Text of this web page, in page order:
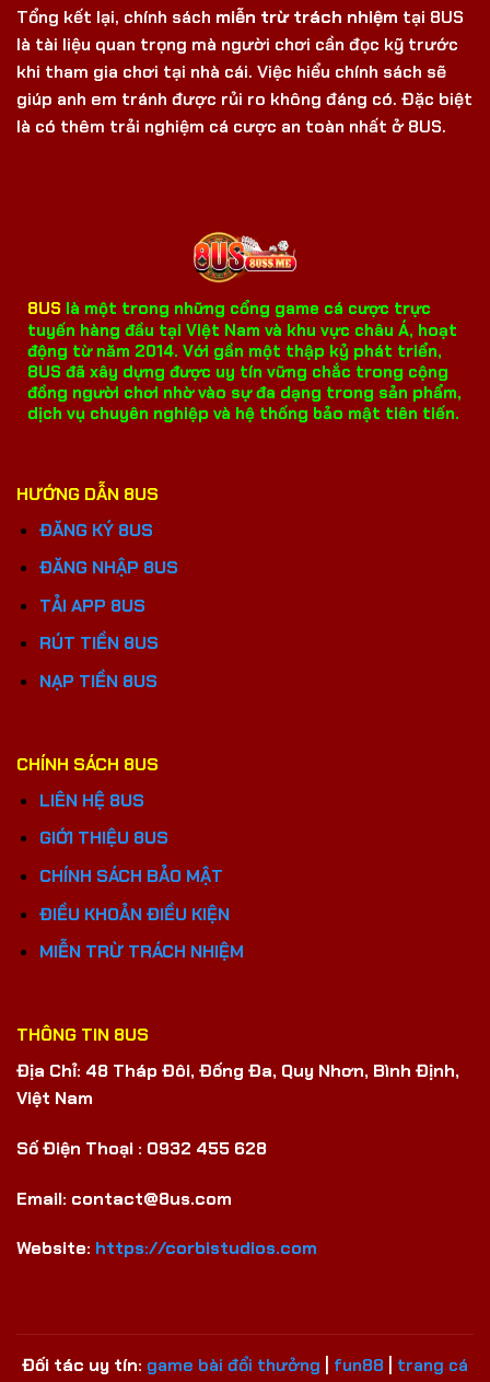
Tổng kết lại, chính sách miễn trừ trách nhiệm tại 8US
là tài liệu quan trọng mà người chơi cần đọc kỹ trước
khi tham gia chơi tại nhà cái. Việc hiểu chính sách sẽ
giúp anh em tránh được rủi ro không đáng có. Đặc biệt
là có thêm trải nghiệm cá cược an toàn nhất ở 8US.
8US là một trong những cổng game cá cược trực
tuyến hàng đầu tại Việt Nam và khu vực châu Á, hoạt
động từ năm 2014. Với gần một thập kỷ phát triển,
8US đã xây dựng được uy tín vững chắc trong cộng
đồng người chơi nhờ vào sự đa dạng trong sản phẩm,
dịch vụ chuyên nghiệp và hệ thống bảo mật tiên tiến.
HƯỚNG DẪN 8US
ĐĂNG KÝ 8US
ĐĂNG NHẬP 8US
TẢI APP 8US
RÚT TIỀN 8US
NẠP TIỀN 8US
CHÍNH SÁCH 8US
LIÊN HỆ 8US
GIỚI THIỆU 8US
CHÍNH SÁCH BẢO MẬT
ĐIỀU KHOẢN ĐIỀU KIỆN
MIỄN TRỪ TRÁCH NHIỆM
THÔNG TIN 8US
Địa Chỉ: 48 Tháp Đôi, Đống Đa, Quy Nhơn, Bình Định,
Việt Nam
Số Điện Thoại : 0932 455 628
Email: contact@8us.com
Website: https://corbistudios.com
Đối tác uy tín: game bài đổi thưởng fun88
trang cá